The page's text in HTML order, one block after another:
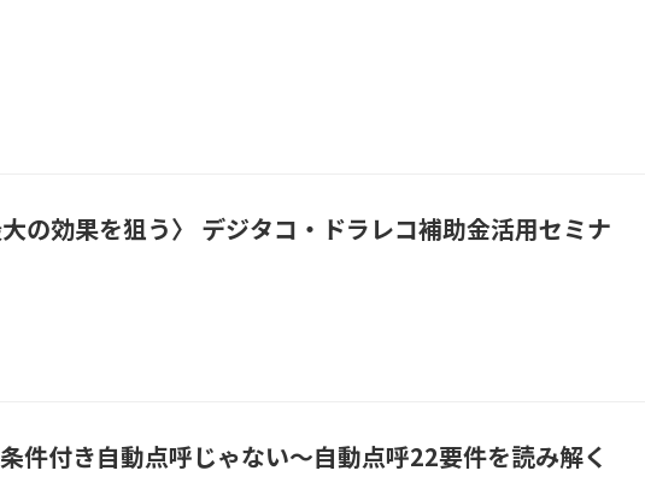
の効果を狙う〉 デジタコ・ドラレコ補助金活用セミナ
件付き自動点呼じゃない～自動点呼22要件を読み解く